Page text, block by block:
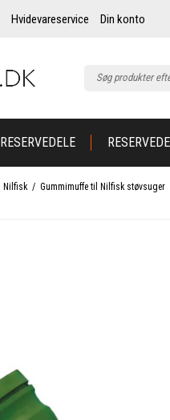
Hvidevareservice Din konto
RESERVEDELE
Nilfisk / Gummimuffe til Nilfisk støvsuger